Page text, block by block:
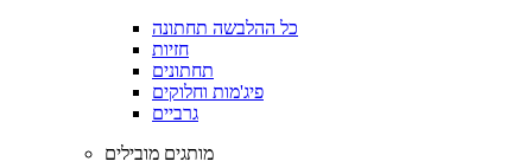
כל ההלבשה תחתונה
חזיות
תחתונים
פיג'מות וחלוקים
גרביים
מותגים מובילים